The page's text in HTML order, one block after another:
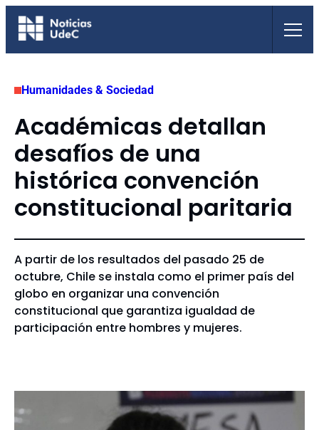
Saltar
Humanidades & Sociedad
Académicas detallan
desafíos de una
histórica convención
constitucional paritaria
A partir de los resultados del pasado 25 de
octubre, Chile se instala como el primer país del
globo en organizar una convención
constitucional que garantiza igualdad de
participación entre hombres y mujeres.